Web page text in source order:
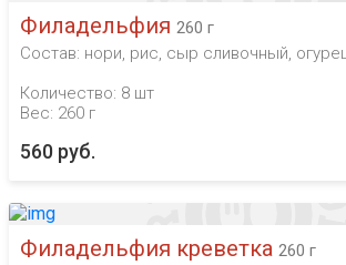
Филадельфия 260 г
Состав: нори, рис, сыр сливочный,
Количество: 8 шт
Вес: 260 г
560 руб.
Филадельфия креветка 260 г